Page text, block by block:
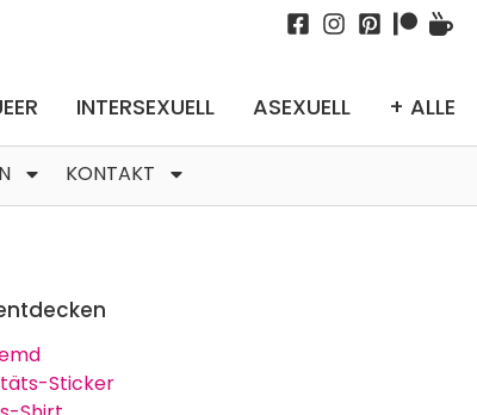
INTERSEXUELL ASEXUELL + ALLE
KONTAKT
Sticker